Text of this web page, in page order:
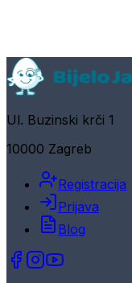
Ul. Buzinski krči 1
10000 Zagreb
Registracija
Prijava
Blog